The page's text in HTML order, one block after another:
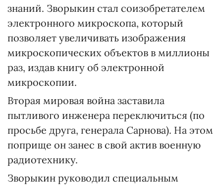
знаний. Зворыкин стал соизобретателем
электронного микроскопа, который
позволяет увеличивать изображения
микроскопических объектов в миллионы
раз, издав книгу об электронной
микроскопии.
Вторая мировая война заставила
пытливого инженера переключиться (по
просьбе друга, генерала Сарнова). На этом
поприще он занес в свой актив военную
радиотехнику.
Зворыкин руководил специальным